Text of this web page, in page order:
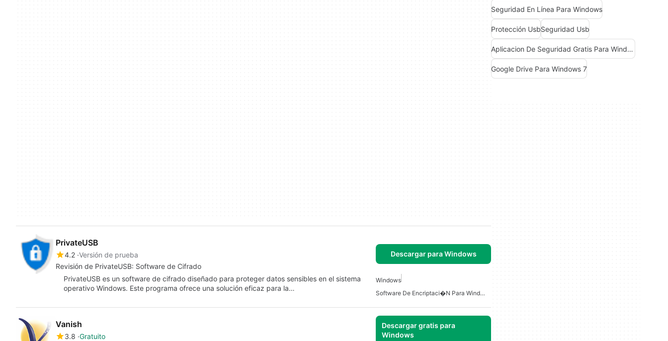
PrivateUSB
4.2 Versión de prueba
Revisión de PrivateUSB: Software de Cifrado
Descargar para Windows
PrivateUSB es un software de cifrado diseñado para proteger datos sensibles en el sistema
operativo Windows. Este programa ofrece una solución eficaz para la…
Windows
Software De Encriptaci�n Para Windows 7
Vanish
3.8 Gratuito
Descargar gratis para
Windows
Seguridad En Línea Para Windows
Protección UsbSeguridad Usb
Aplicacion De Seguridad Gratis Para Windows
Google Drive Para Windows 7